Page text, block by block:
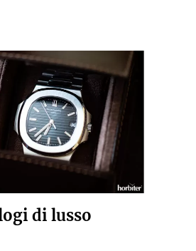
di lusso